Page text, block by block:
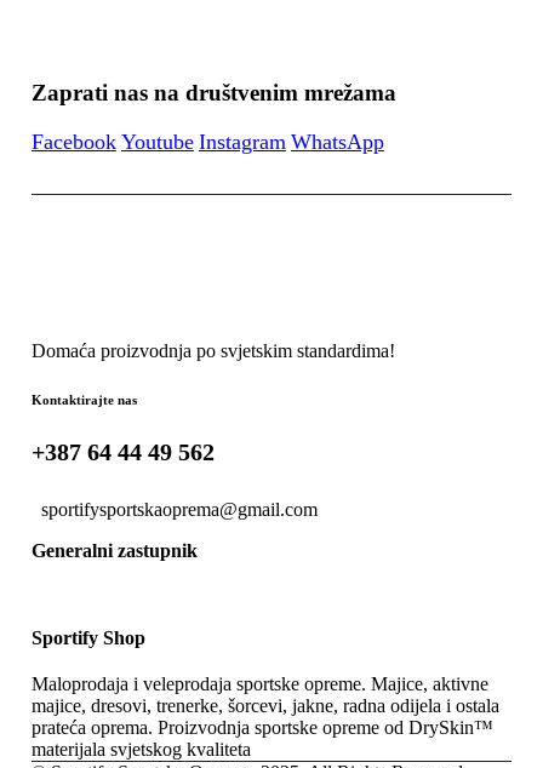
Zaprati nas na društvenim mrežama
Facebook Youtube Instagram WhatsApp
Domaća proizvodnja po svjetskim standardima!
Kontaktirajte nas
+387 64 44 49 562
sportifysportskaoprema@gmail.com
Generalni zastupnik
Sportify Shop
Maloprodaja i veleprodaja sportske opreme. Majice, aktivne
majice, dresovi, trenerke, šorcevi, jakne, radna odijela i ostala
prateća oprema. Proizvodnja sportske opreme od DrySkin™
materijala svjetskog kvaliteta